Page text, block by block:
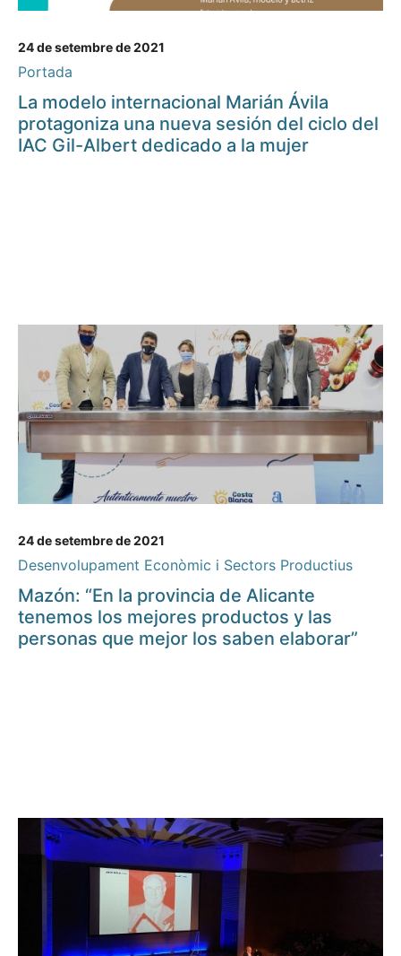
24 de setembre de 2021
Portada
La modelo internacional Marián Ávila
protagoniza una nueva sesión del ciclo del
IAC Gil-Albert dedicado a la mujer
24 de setembre de 2021
Desenvolupament Econòmic i Sectors Productius
Mazón: “En la provincia de Alicante
tenemos los mejores productos y las
personas que mejor los saben elaborar”